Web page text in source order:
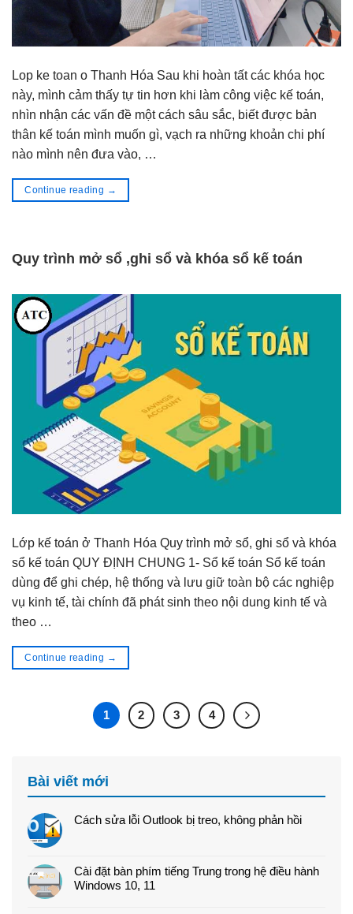
Lop ke toan o Thanh Hóa Sau khi hoàn tất các khóa học
này, mình cảm thấy tự tin hơn khi làm công việc kế toán,
nhìn nhận các vấn đề một cách sâu sắc, biết được bản
thân kế toán mình muốn gì, vạch ra những khoản chi phí
nào mình nên đưa vào, …
Continue reading →
Quy trình mở sổ ,ghi sổ và khóa sổ kế toán
Lớp kế toán ở Thanh Hóa Quy trình mở sổ, ghi sổ và khóa
sổ kế toán QUY ĐỊNH CHUNG 1- Sổ kế toán Sổ kế toán
dùng để ghi chép, hệ thống và lưu giữ toàn bộ các nghiệp
vụ kinh tế, tài chính đã phát sinh theo nội dung kinh tế và
theo …
Continue reading →
1 2 3 4
Bài viết mới
Cách sửa lỗi Outlook bị treo, không phản hồi
Cài đặt bàn phím tiếng Trung trong hệ điều hành
Windows 10, 11